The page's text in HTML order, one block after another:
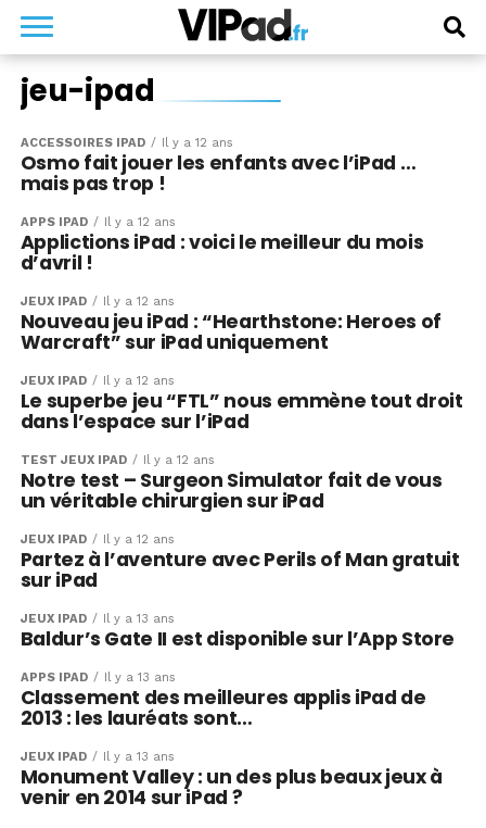
jeu-ipad
ACCESSOIRES IPAD Il y a 12 ans
Osmo fait jouer les enfants avec l’iPad …
mais pas trop !
APPS IPAD Il y a 12 ans
Applictions iPad : voici le meilleur du mois
d’avril !
JEUX IPAD Il y a 12 ans
Nouveau jeu iPad : “Hearthstone: Heroes of
Warcraft” sur iPad uniquement
JEUX IPAD Il y a 12 ans
Le superbe jeu “FTL” nous emmène tout droit
dans l’espace sur l’iPad
TEST JEUX IPAD Il y a 12 ans
Notre test – Surgeon Simulator fait de vous
un véritable chirurgien sur iPad
JEUX IPAD Il y a 12 ans
Partez à l’aventure avec Perils of Man gratuit
sur iPad
JEUX IPAD Il y a 13 ans
Baldur’s Gate II est disponible sur l’App Store
APPS IPAD Il y a 13 ans
Classement des meilleures applis iPad de
2013 : les lauréats sont…
JEUX IPAD Il y a 13 ans
Monument Valley : un des plus beaux jeux à
venir en 2014 sur iPad ?